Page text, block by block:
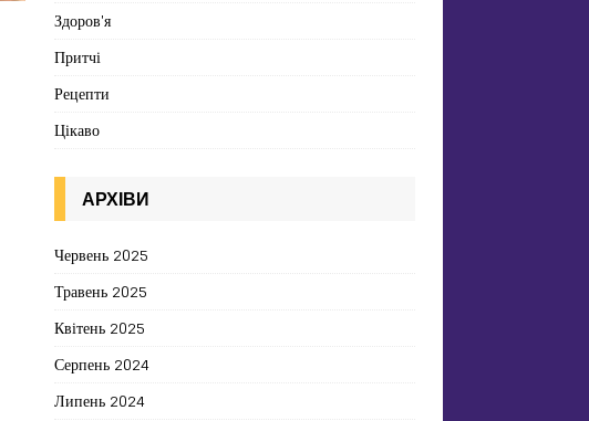
Здоров'я
Притчі
Рецепти
Цікаво
АРХІВИ
Червень 2025
Травень 2025
Квітень 2025
Серпень 2024
Липень 2024